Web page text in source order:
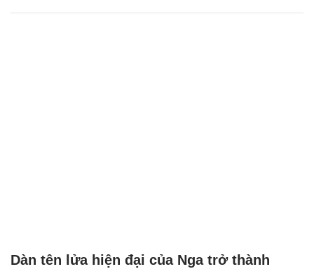
Dàn tên lửa hiện đại của Nga trở thành